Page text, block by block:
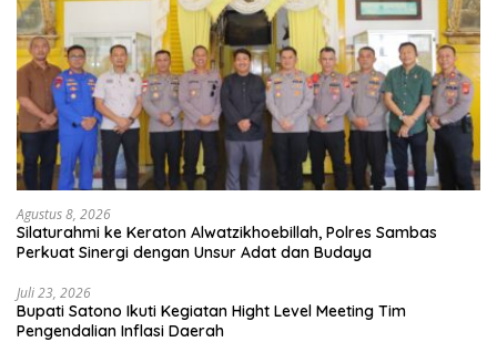
Agustus 8, 2026
Silaturahmi ke Keraton Alwatzikhoebillah, Polres Sambas
Perkuat Sinergi dengan Unsur Adat dan Budaya
Juli 23, 2026
Bupati Satono Ikuti Kegiatan Hight Level Meeting Tim
Pengendalian Inflasi Daerah